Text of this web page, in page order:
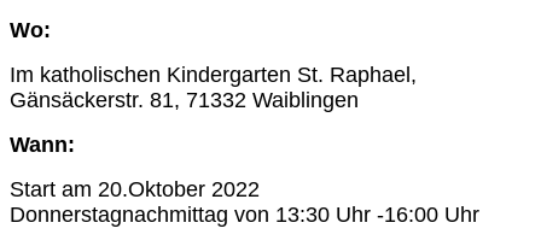
Wo:
Im katholischen Kindergarten St. Raphael,
Gänsäckerstr. 81, 71332 Waiblingen
Wann:
Start am 20.Oktober 2022
Donnerstagnachmittag von 13:30 Uhr -16:00 Uhr